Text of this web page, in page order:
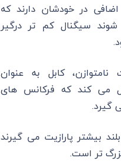
در خودشان دارند که
سیگنال کم تر درگیر
نامتوازن، کابل به عنوان
می ‌کند که فرکانس ‌های
گیرد.
بیشتر پارازیت می ‌گیرند
تر است.